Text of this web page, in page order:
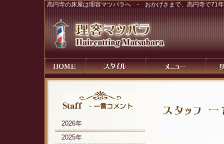
高円寺の床屋は理容マツバラへ - おかげさまで、高円寺で71
2026年
2025年